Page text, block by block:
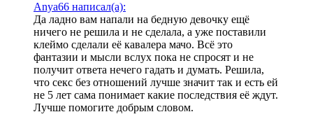
Anya66 написал(а):
Да ладно вам напали на бедную девочку ещё
ничего не решила и не сделала, а уже поставили
клеймо сделали её кавалера мачо. Всё это
фантазии и мысли вслух пока не спросят и не
получит ответа нечего гадать и думать. Решила,
что секс без отношений лучше значит так и есть ей
не 5 лет сама понимает какие последствия её ждут.
Лучше помогите добрым словом.